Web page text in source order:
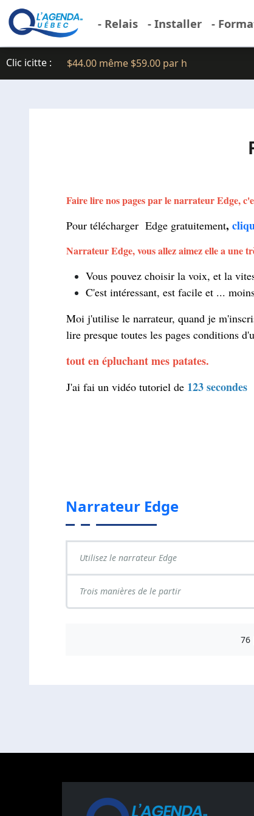
- Relais - Installer -
Clic icitte : $44.00 même $59.00 par h
Faire lire nos pages par le narrateur Edge,
Pour télécharger Edge gratuitement,
Narrateur Edge, vous allez aimez elle a une
Vous pouvez choisir la voix, et la
C'est intéressant, est facile et ...
Moi j'utilise le narrateur, quand je
lire presque toutes les pages conditions
tout en épluchant mes patates.
J'ai fai un vidéo tutoriel de 123 secondes
Narrateur Edge
Utilisez le narrateur Edge
Trois manières de le partir
76